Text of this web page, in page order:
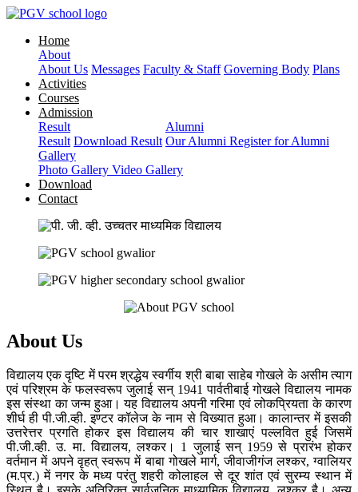
Home
About
About Us Messages Faculty & Staff Governing Body Plans
Activities
Courses
Admission
Result
Result Download Result
Alumni
Our Alumni Register for Alumni
Gallery
Photo Gallery Video Gallery
Download
Contact
About Us
विद्यालय एक दृष्टि में परम श्रद्धेय स्वर्गीय श्री बाबा साहेब गोखले के असीम त्याग
एवं परिश्रम के फलस्वरूप जुलाई सन् 1941 पार्वतीबाई गोखले विद्यालय नामक
इस संस्था का जन्म हुआ। यह विद्यालय अपनी गरिमा एवं लोकप्रियता के कारण
शीर्घ ही पी.जी.व्ही. इण्टर कॉलेज के नाम से विख्यात हुआ। कालान्तर में इसकी
उत्तरेत्तर प्रगति होकर इस विद्यालय की चार शाखाएं पल्लवित हुई जिसमें
पी.जी.व्ही. उ. मा. विद्यालय, लश्कर। 1 जुलाई सन् 1959 से प्रारंभ होकर
वर्तमान में अपने वृहत् स्वरूप में बाबा गोखले मार्ग, जीवाजीगंज लश्कर, ग्वालियर
(म.प्र.) में नगर के मध्य परंतु शहरी कोलाहल से दूर शांत एवं सुरम्य स्थान में